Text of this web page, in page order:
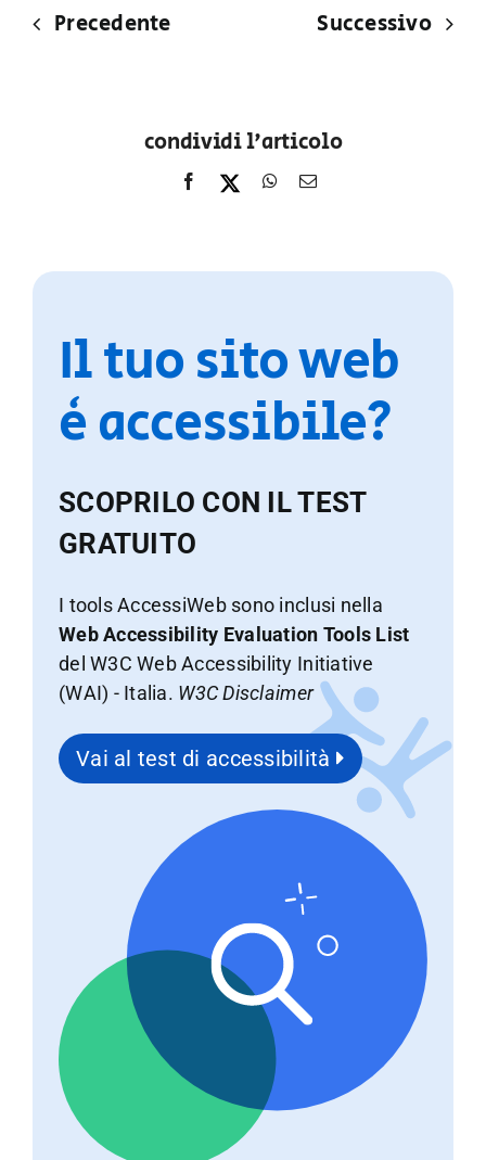
Precedente Successivo
condividi l'articolo
Il tuo sito web
è accessibile?
SCOPRILO CON IL TEST
GRATUITO
I tools AccessiWeb sono inclusi nella
Web Accessibility Evaluation Tools List
del W3C Web Accessibility Initiative
(WAI) - Italia. W3C Disclaimer
Vai al test di accessibilità